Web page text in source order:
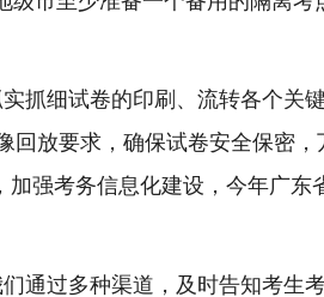
细试卷的印刷、流转各个关
放要求，确保试卷安全保密
加强考务信息化建设，今年广
过多种渠道，及时告知考生